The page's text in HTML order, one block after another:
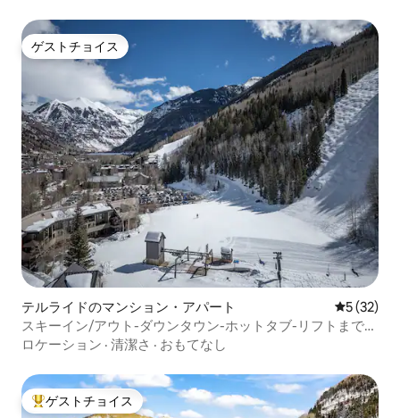
ゲストチョイス
ゲストチョイス
テルライドのマンション・アパート レビュー
5 (32)
スキーイン/アウト-ダウンタウン-ホットタブ-リフトまで徒
歩30秒
ロケーション · 清潔さ · おもてなし
大好評のゲストチョイスです。
ゲストチョイス